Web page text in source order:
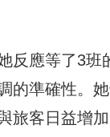
反應等了3
的準確性。
旅客日益增